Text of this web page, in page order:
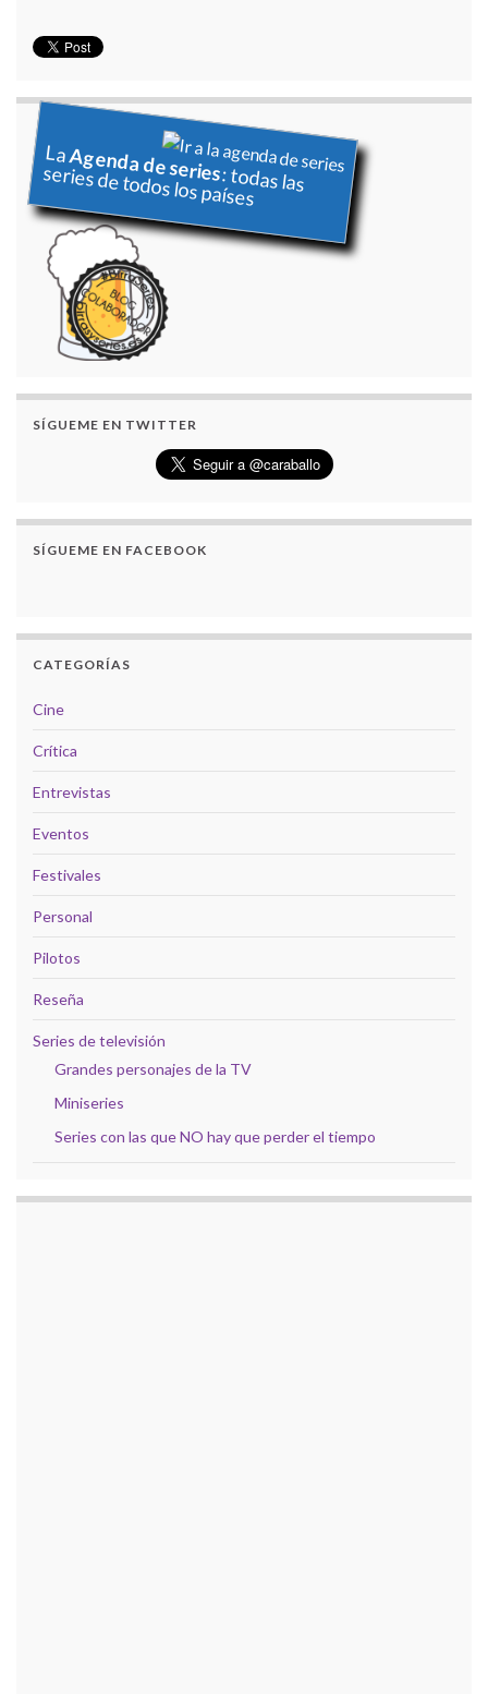
LaAgenda de series: todas las
series de todos los países
SÍGUEME EN TWITTER
SÍGUEME EN FACEBOOK
CATEGORÍAS
Cine
Crítica
Entrevistas
Eventos
Festivales
Personal
Pilotos
Reseña
Series de televisión
Grandes personajes de la TV
Miniseries
Series con las que NO hay que perder el tiempo